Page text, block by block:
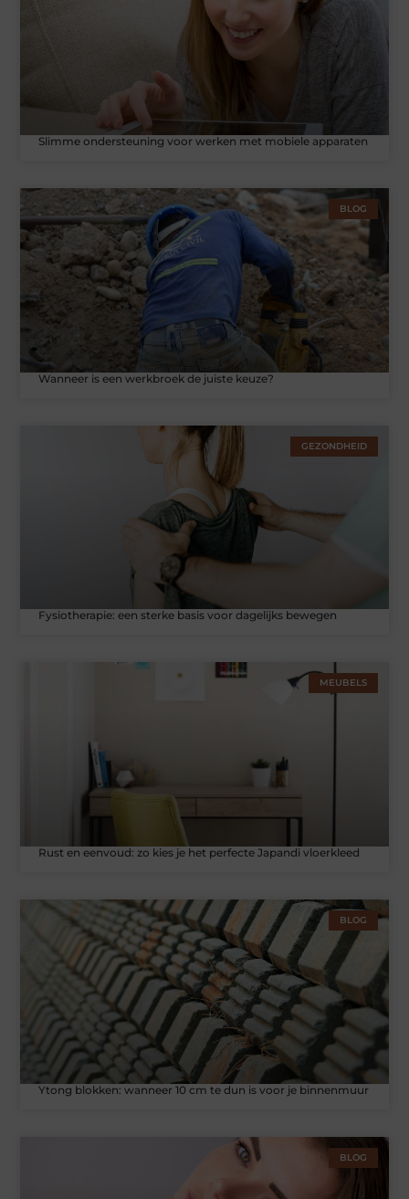
Slimme ondersteuning voor werken met mobiele apparaten
BLOG
Wanneer is een werkbroek de juiste keuze?
GEZONDHEID
Fysiotherapie: een sterke basis voor dagelijks bewegen
MEUBELS
Rust en eenvoud: zo kies je het perfecte Japandi vloerkleed
BLOG
Ytong blokken: wanneer 10 cm te dun is voor je binnenmuur
BLOG